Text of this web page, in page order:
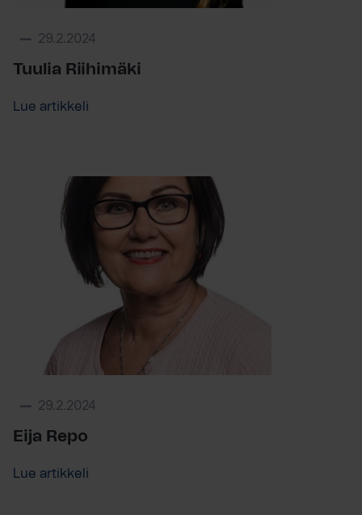
29.2.2024
Tuulia Riihimäki
Lue artikkeli
29.2.2024
Eija Repo
Lue artikkeli